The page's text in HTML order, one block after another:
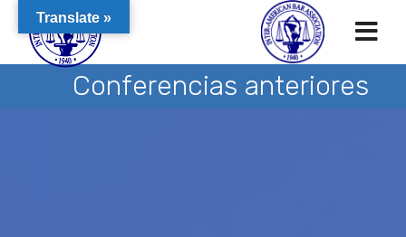
Conferencias anteriores
Translate »